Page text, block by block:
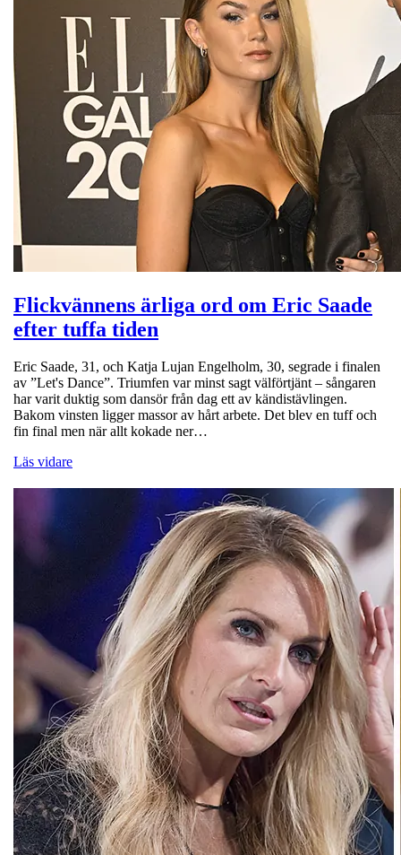
Flickvännens ärliga ord om Eric Saade
efter tuffa tiden
Eric Saade, 31, och Katja Lujan Engelholm, 30, segrade i finalen
av ”Let's Dance”. Triumfen var minst sagt välförtjänt – sångaren
har varit duktig som dansör från dag ett av kändistävlingen.
Bakom vinsten ligger massor av hårt arbete. Det blev en tuff och
fin final men när allt kokade ner…
Läs vidare